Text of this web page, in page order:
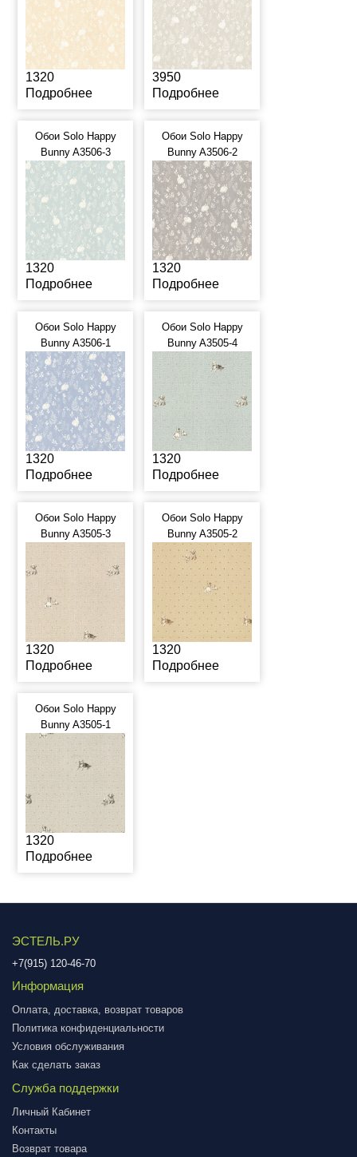
1320
Подробнее
3950
Подробнее
Обои Solo Happy
Bunny A3506-3
1320
Подробнее
Обои Solo Happy
Bunny A3506-2
1320
Подробнее
Обои Solo Happy
Bunny A3506-1
1320
Подробнее
Обои Solo Happy
Bunny A3505-4
1320
Подробнее
Обои Solo Happy
Bunny A3505-3
1320
Подробнее
Обои Solo Happy
Bunny A3505-2
1320
Подробнее
Обои Solo Happy
Bunny A3505-1
1320
Подробнее
ЭСТЕЛЬ.РУ
+7(915) 120-46-70
Информация
Оплата, доставка, возврат товаров
Политика конфиденциальности
Условия обслуживания
Как сделать заказ
Служба поддержки
Личный Кабинет
Контакты
Возврат товара